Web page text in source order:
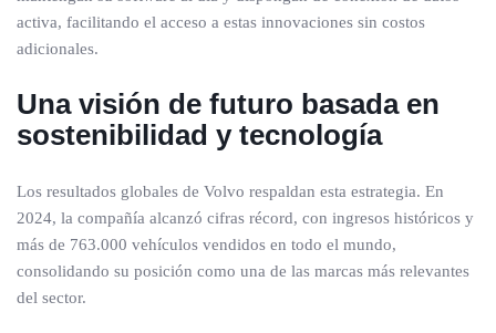
activa, facilitando el acceso a estas innovaciones sin costos
adicionales.
Una visión de futuro basada en
sostenibilidad y tecnología
Los resultados globales de Volvo respaldan esta estrategia. En
2024, la compañía alcanzó cifras récord, con ingresos históricos y
más de 763.000 vehículos vendidos en todo el mundo,
consolidando su posición como una de las marcas más relevantes
del sector.